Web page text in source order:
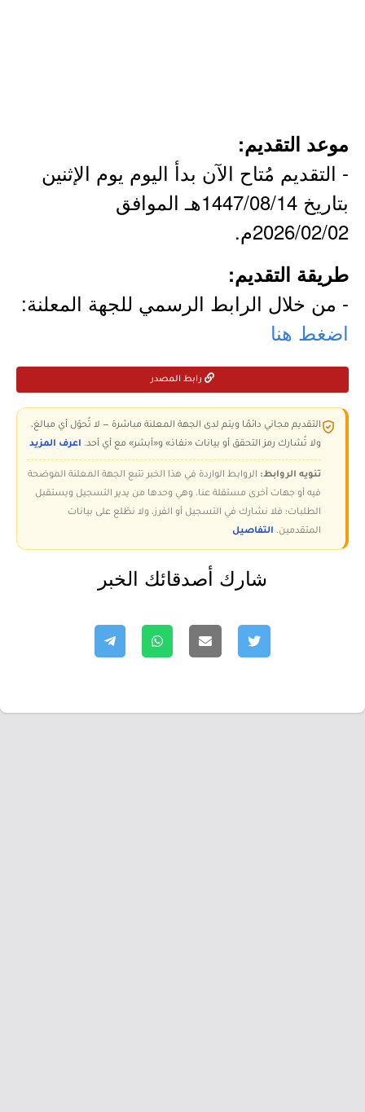
موعد التقديم:
- التقديم مُتاح الآن بدأ اليوم يوم الإثنين
بتاريخ 1447/08/14هـ الموافق
2026/02/02م.
طريقة التقديم:
- من خلال الرابط الرسمي للجهة المعلنة:
اضغط هنا
رابط المصدر
التقديم مجاني دائمًا ويتم لدى الجهة المعلنة مباشرة — لا تُحوّل أي مبالغ،
ولا تُشارك رمز التحقق أو بيانات «نفاذ» و«أبشر» مع أي أحد. اعرف المزيد
تنويه الروابط: الروابط الواردة في هذا الخبر تتبع الجهة المعلنة الموضحة
فيه أو جهات أخرى مستقلة عنا، وهي وحدها من يدير التسجيل ويستقبل
الطلبات؛ فلا نشارك في التسجيل أو الفرز، ولا نطّلع على بيانات
المتقدمين. التفاصيل
شارك أصدقائك الخبر